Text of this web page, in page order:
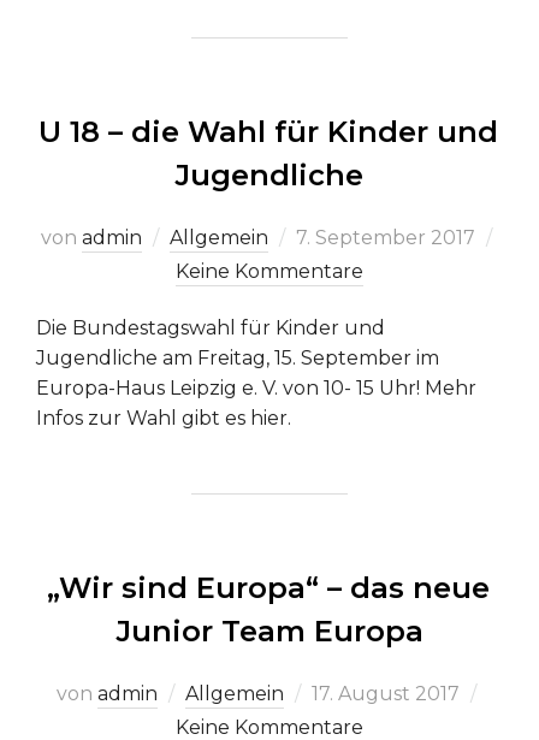
U 18 – die Wahl für Kinder und
Jugendliche
von admin Allgemein
Veröffentlicht
am
7. September 2017
Keine Kommentare
Die Bundestagswahl für Kinder und
Jugendliche am Freitag, 15. September im
Europa-Haus Leipzig e. V. von 10- 15 Uhr! Mehr
Infos zur Wahl gibt es hier.
„Wir sind Europa“ – das neue
Junior Team Europa
von admin Allgemein
Veröffentlicht
am
17. August 2017
Keine Kommentare